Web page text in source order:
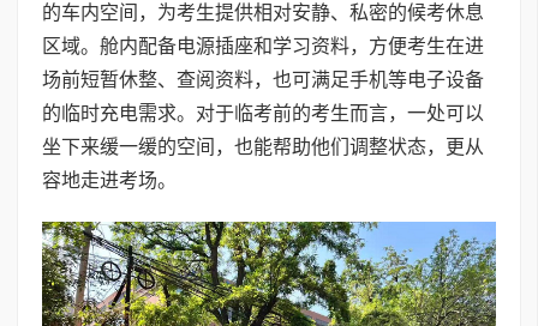
的车内空间，为考生提供相对安静、私密的候考休息
区域。舱内配备电源插座和学习资料，方便考生在进
场前短暂休整、查阅资料，也可满足手机等电子设备
的临时充电需求。对于临考前的考生而言，一处可以
坐下来缓一缓的空间，也能帮助他们调整状态，更从
容地走进考场。